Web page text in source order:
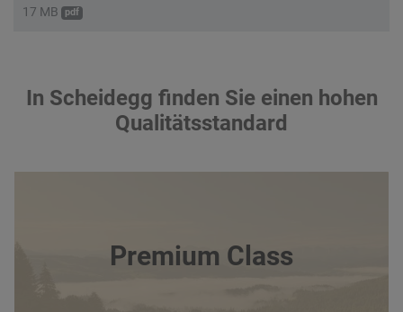
17 MB
pdf
In Scheidegg finden Sie einen hohen
Qualitätsstandard
Premium Class